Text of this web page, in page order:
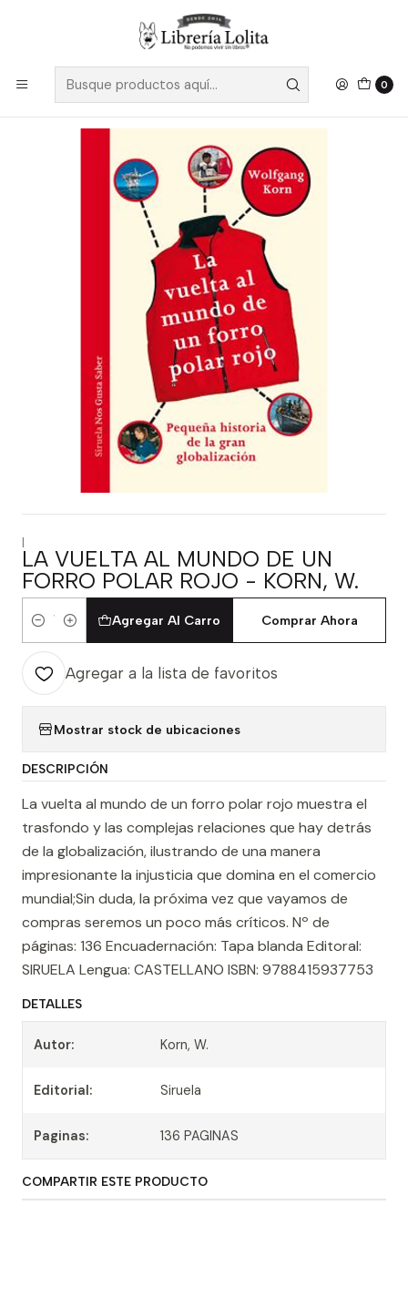
0
Despacho a todo Chile
|
LA VUELTA AL MUNDO DE UN
FORRO POLAR ROJO - KORN, W.
Cantidad
Agregar Al Carro Comprar Ahora
Agregar a la lista de favoritos
Mostrar stock de ubicaciones
DESCRIPCIÓN
La vuelta al mundo de un forro polar rojo muestra el
trasfondo y las complejas relaciones que hay detrás
de la globalización, ilustrando de una manera
impresionante la injusticia que domina en el comercio
mundial;Sin duda, la próxima vez que vayamos de
compras seremos un poco más críticos. Nº de
páginas: 136 Encuadernación: Tapa blanda Editoral:
SIRUELA Lengua: CASTELLANO ISBN: 9788415937753
DETALLES
Autor: Korn, W.
Editorial: Siruela
Paginas: 136 PAGINAS
COMPARTIR ESTE PRODUCTO